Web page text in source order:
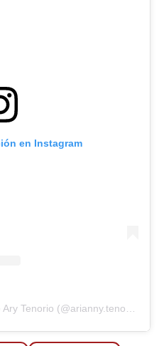
en Instagram
Una publicación compartida de Ary Tenorio (@arianny.tenorio)